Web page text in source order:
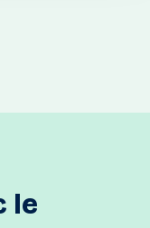
le